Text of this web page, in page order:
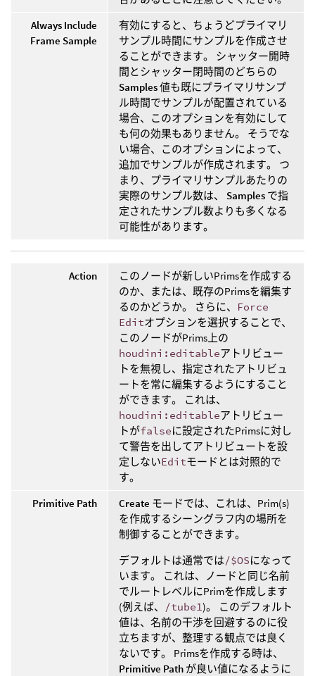
Always Include
Frame Sample
有効にすると、ちょうどプライマリ
サンプル時間にサンプルを作成させ
ることができます。 シャッター開時
間とシャッター閉時間のどちらの
Samples値も既にプライマリサンプ
ル時間でサンプルが配置されている
場合、このオプションを有効にして
も何の効果もありません。 そうでな
い場合、このオプションによって、
追加でサンプルが作成されます。 つ
まり、プライマリサンプルあたりの
実際のサンプル数は、 Samples で指
定されたサンプル数よりも多くなる
可能性があります。
Action
このノードが新しいPrimsを作成する
のか、または、既存のPrimsを編集す
るのかどうか。 さらに、
Force
Editオプションを選択することで、
このノードがPrims上の
houdini:editableアトリビュー
トを無視し、指定されたアトリビュ
ートを常に編集するようにすること
ができます。 これは、
houdini:editableアトリビュー
トがfalseに設定されたPrimsに対し
て警告を出してアトリビュートを設
定しないEditモードとは対照的で
す。
Primitive Path
Create モードでは、これは、Prim(s)
を作成するシーングラフ内の場所を
制御することができます。
デフォルトは通常では/$OSになって
います。 これは、ノードと同じ名前
でルートレベルにPrimを作成します
(例えば、
/tube1)。 このデフォルト
値は、名前の干渉を回避するのに役
立ちますが、整理する観点では良く
ないです。 Primsを作成する時は、
Primitive Path が良い値になるように